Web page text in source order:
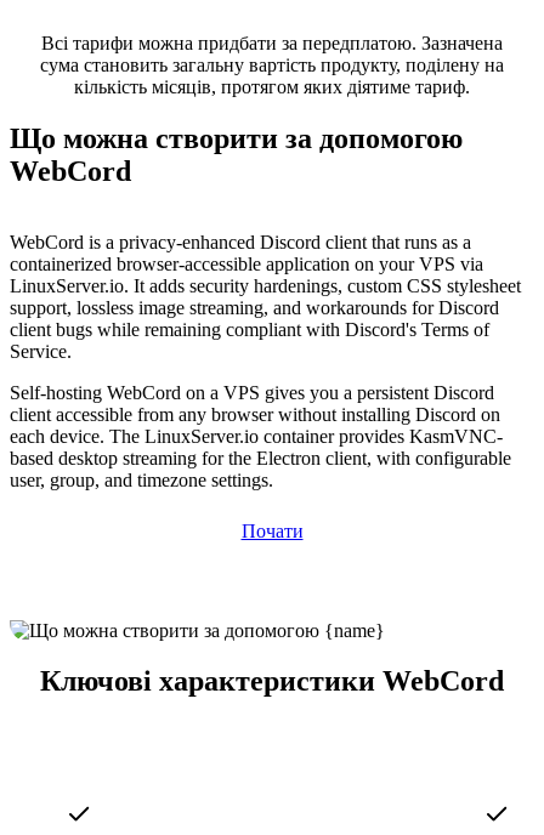
Всі тарифи можна придбати за передплатою. Зазначена
сума становить загальну вартість продукту, поділену на
кількість місяців, протягом яких діятиме тариф.
Що можна створити за допомогою
WebCord
WebCord is a privacy-enhanced Discord client that runs as a
containerized browser-accessible application on your VPS via
LinuxServer.io. It adds security hardenings, custom CSS stylesheet
support, lossless image streaming, and workarounds for Discord
client bugs while remaining compliant with Discord's Terms of
Service.
Self-hosting WebCord on a VPS gives you a persistent Discord
client accessible from any browser without installing Discord on
each device. The LinuxServer.io container provides KasmVNC-
based desktop streaming for the Electron client, with configurable
user, group, and timezone settings.
Почати
Ключові характеристики WebCord